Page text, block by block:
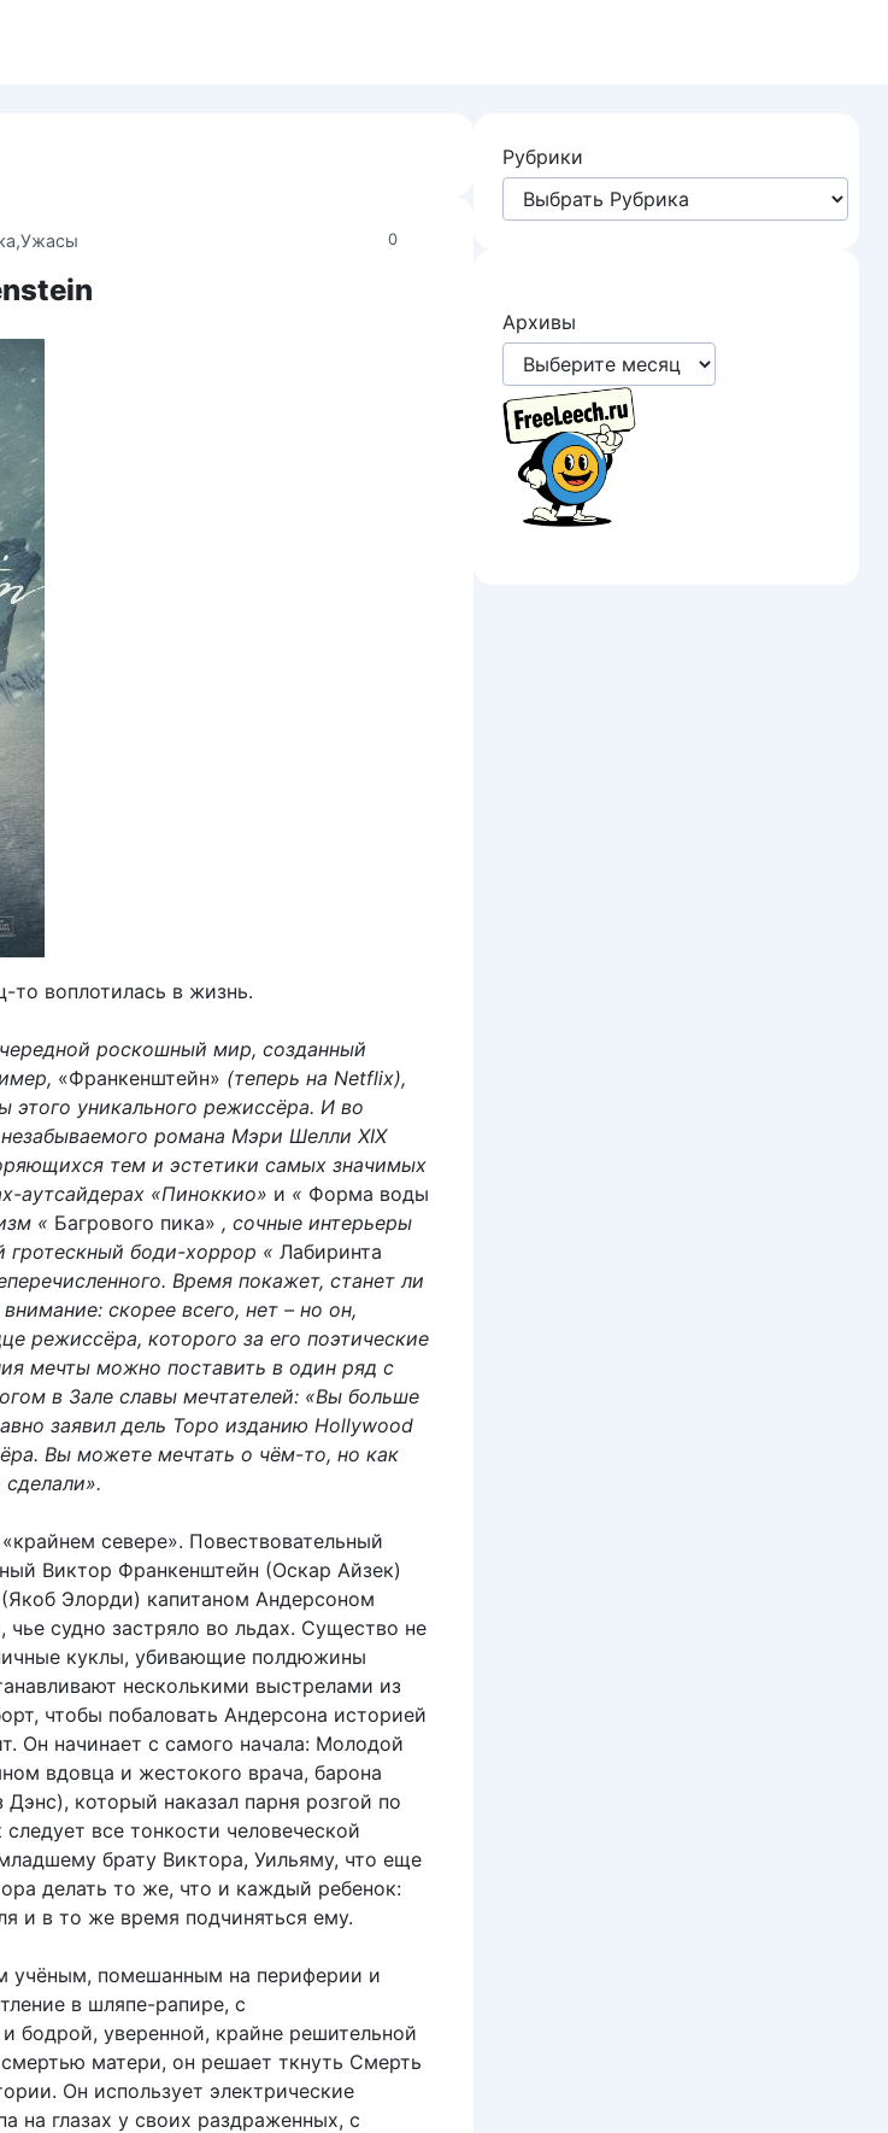
0
то воплотилась в жизнь.
роскошный мир, созданный
«Франкенштейн» (теперь на Netflix),
уникального режиссёра. И во
романа Мэри Шелли XIX
тем и эстетики самых значимых
аутсайдерах «Пиноккио» и « Форма воды
« Багрового пика» , сочные интерьеры
гротескный боди-хоррор « Лабиринта
Время покажет, станет ли
скорее всего, нет – но он,
режиссёра, которого за его поэтические
мечты можно поставить в один ряд с
в Зале славы мечтателей: «Вы больше
заявил дель Торо изданию Hollywood
Вы можете мечтать о чём-то, но как
севере». Повествовательный
Виктор Франкенштейн (Оскар Айзек)
Элорди) капитаном Андерсоном
судно застряло во льдах. Существо не
куклы, убивающие полдюжины
несколькими выстрелами из
чтобы побаловать Андерсона историей
Он начинает с самого начала: Молодой
вдовца и жестокого врача, барона
который наказал парня розгой по
все тонкости человеческой
брату Виктора, Уильяму, что еще
делать то же, что и каждый ребенок:
и в то же время подчиняться ему.
учёным, помешанным на периферии и
в шляпе-рапире, с
бодрой, уверенной, крайне решительной
матери, он решает ткнуть Смерть
Он использует электрические
на глазах у своих раздраженных, с
Рубрики
Архивы